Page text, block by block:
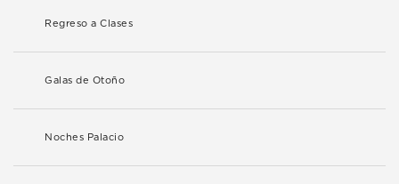
Regreso a Clases
Galas de Otoño
Noches Palacio